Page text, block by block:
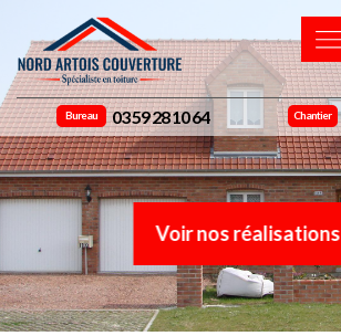
Bureau 03 59 28 10 64 Chantier
Voir nos réalisations